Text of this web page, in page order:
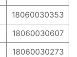
18060030353
18060030607
18060030273